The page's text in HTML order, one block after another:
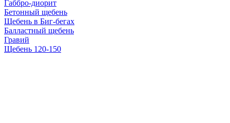
Габбро-диорит
Бетонный щебень
Щебень в Биг-бегах
Балластный щебень
Гравий
Щебень 120-150